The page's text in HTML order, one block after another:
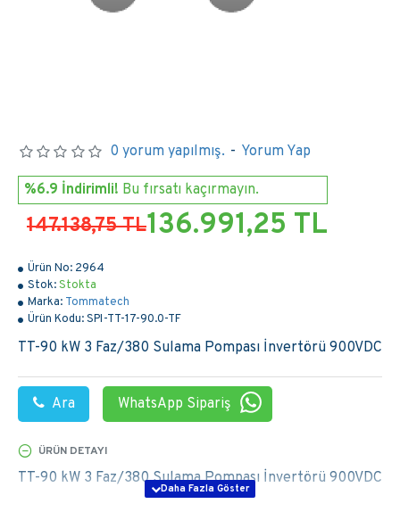
Ürün No: 2964
Stok:Stokta
Marka: Tommatech
Ürün Kodu:SPI-TT-17-90.0-TF
TT-90 kW 3 Faz/380 Sulama Pompası İnvertörü 900VDC
Ara WhatsApp Sipariş
0 yorum yapılmış. - Yorum Yap
%6.9 İndirimli! Bu fırsatı kaçırmayın.
147.138,75 TL136.991,25 TL
ÜRÜN DETAYI
TT-90 kW 3 Faz/380 Sulama Pompası İnvertörü 900VDC